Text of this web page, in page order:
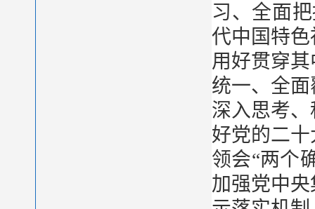
习、全面
代中国特
用好贯穿
统一、全
深入思考
好党的二
领会“两个
加强党中